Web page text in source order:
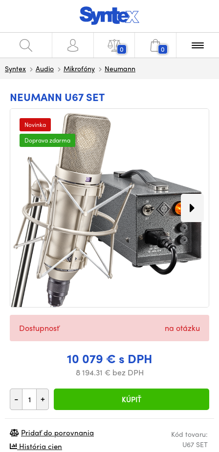
0 0
Syntex Audio Mikrofóny Neumann
NEUMANN U67 SET
Novinka
Doprava zdarma
10 079 € s DPH
8 194.31 € bez DPH
- + KÚPIŤ
Dostupnosť na otázku
Kód tovaru:
U67 SET
Pridať do porovnania
História cien